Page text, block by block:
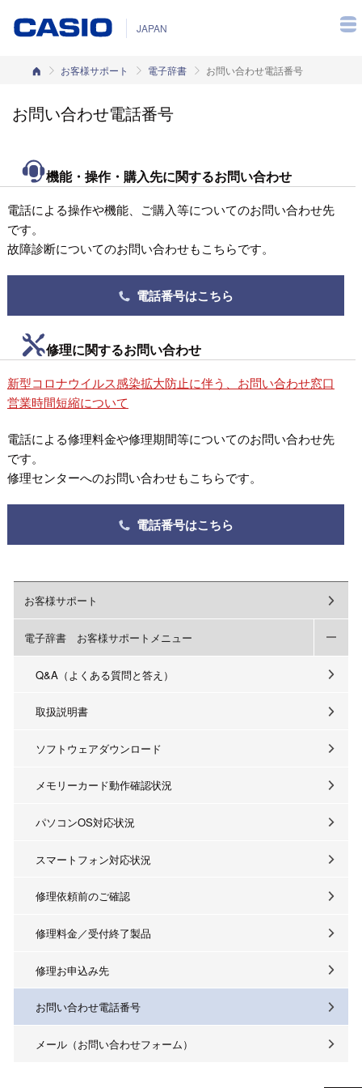
JAPAN
カシオホーム
お客様サポート 電子辞書 お問い合わせ電話番号
お問い合わせ電話番号
機能・操作・購入先に関するお問い合わせ
電話による操作や機能、ご購入等についてのお問い合わせ先
です。
故障診断についてのお問い合わせもこちらです。
電話番号はこちら
修理に関するお問い合わせ
新型コロナウイルス感染拡大防止に伴う、お問い合わせ窓口
営業時間短縮について
電話による修理料金や修理期間等についてのお問い合わせ先
です。
修理センターへのお問い合わせもこちらです。
電話番号はこちら
お客様サポート
電子辞書 お客様サポートメニュー
Q&A（よくある質問と答え）
取扱説明書
ソフトウェアダウンロード
メモリーカード動作確認状況
パソコンOS対応状況
スマートフォン対応状況
修理依頼前のご確認
修理料金／受付終了製品
修理お申込み先
お問い合わせ電話番号
メール（お問い合わせフォーム）